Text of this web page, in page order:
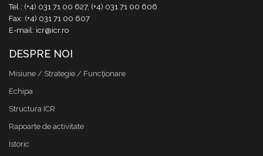
Tel.: (+4) 031 71 00 627, (+4) 031 71 00 606
Fax: (+4) 031 71 00 607
E-mail: icr@icr.ro
DESPRE NOI
Misiune / Strategie / Funcţionare
Echipa
Structura ICR
Rapoarte de activitate
Istoric